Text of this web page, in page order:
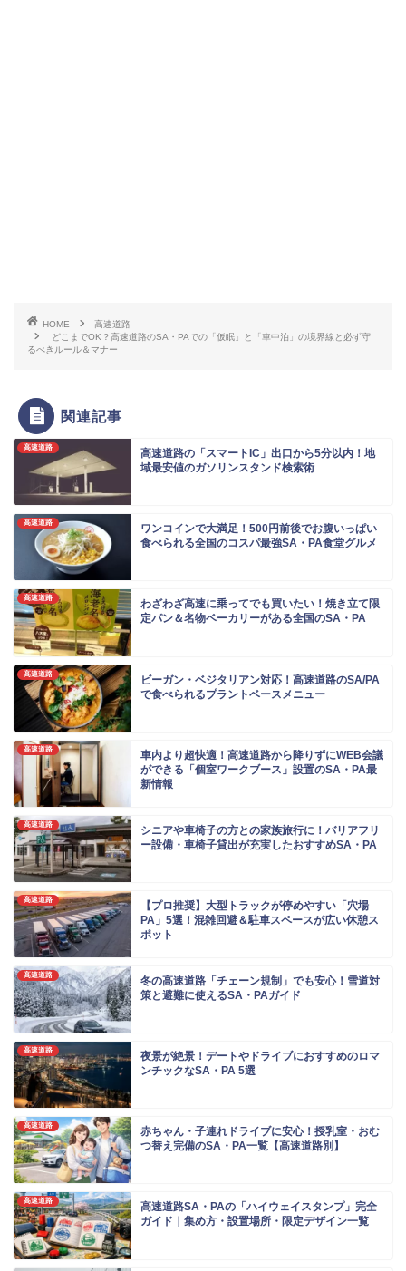
HOME
高速道路
どこまでOK？高速道路のSA・PAでの「仮眠」と「車中泊」の境界線と必ず守
るべきルール＆マナー
関連記事
高速道路
高速道路の「スマートIC」出口から5分以内！地
域最安値のガソリンスタンド検索術
高速道路
ワンコインで大満足！500円前後でお腹いっぱい
食べられる全国のコスパ最強SA・PA食堂グルメ
高速道路
わざわざ高速に乗ってでも買いたい！焼き立て限
定パン＆名物ベーカリーがある全国のSA・PA
高速道路
ビーガン・ベジタリアン対応！高速道路のSA/PA
で食べられるプラントベースメニュー
高速道路
車内より超快適！高速道路から降りずにWEB会議
ができる「個室ワークブース」設置のSA・PA最
新情報
高速道路
シニアや車椅子の方との家族旅行に！バリアフリ
ー設備・車椅子貸出が充実したおすすめSA・PA
高速道路
【プロ推奨】大型トラックが停めやすい「穴場
PA」5選！混雑回避＆駐車スペースが広い休憩ス
ポット
高速道路
冬の高速道路「チェーン規制」でも安心！雪道対
策と避難に使えるSA・PAガイド
高速道路
夜景が絶景！デートやドライブにおすすめのロマ
ンチックなSA・PA 5選
高速道路
赤ちゃん・子連れドライブに安心！授乳室・おむ
つ替え完備のSA・PA一覧【高速道路別】
高速道路
高速道路SA・PAの「ハイウェイスタンプ」完全
ガイド｜集め方・設置場所・限定デザイン一覧